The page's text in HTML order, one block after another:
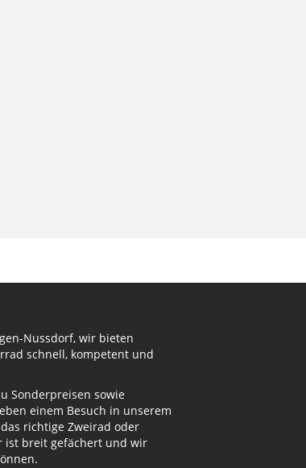
Nussdorf, wir bieten
schnell, kompetent und
Sonderpreisen sowie
einem Besuch in unserem
richtige Zweirad oder
ist breit gefächert und wir